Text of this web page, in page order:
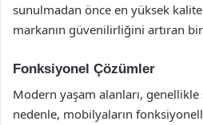
sunulmadan önce en yüksek
markanın güvenilirliğini artıran
Fonksiyonel Çözümler
Modern yaşam alanları, genellikle
nedenle, mobilyaların